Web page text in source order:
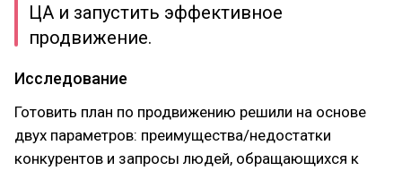
ЦА и запустить эффективное
продвижение.
Исследование
Готовить план по продвижению решили на основе
двух параметров: преимущества/недостатки
конкурентов и запросы людей, обращающихся к